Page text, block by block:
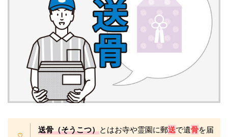
送骨（そうこつ）とはお寺や霊園に郵送で遺骨を届